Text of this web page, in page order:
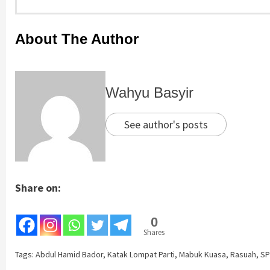
About The Author
Wahyu Basyir
See author's posts
Share on:
0
Shares
Tags: Abdul Hamid Bador, Katak Lompat Parti, Mabuk Kuasa, Rasuah,